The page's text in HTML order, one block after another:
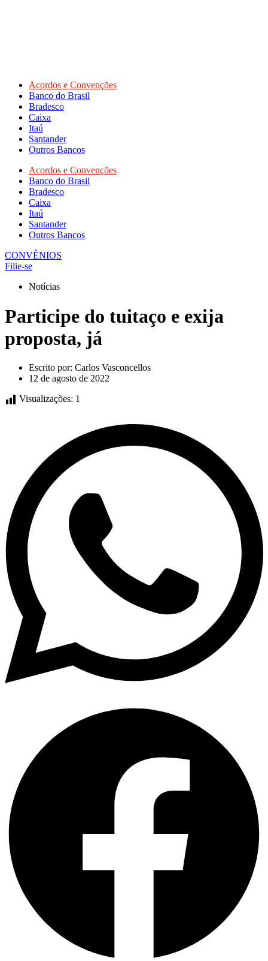
Acordos e Convenções
Banco do Brasil
Bradesco
Caixa
Itaú
Santander
Outros Bancos
Acordos e Convenções
Banco do Brasil
Bradesco
Caixa
Itaú
Santander
Outros Bancos
CONVÊNIOS
Filie-se
Notícias
Participe do tuitaço e exija
proposta, já
Escrito por: Carlos Vasconcellos
12 de agosto de 2022
Visualizações: 1